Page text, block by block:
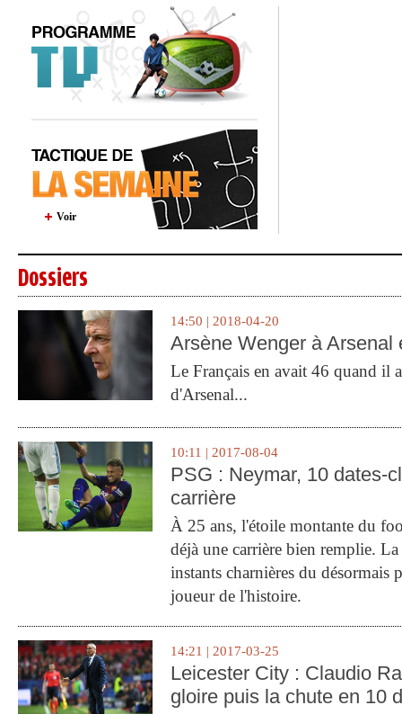
Voir
Dossiers
14:50 | 2018-04-20
Arsène Wenger à Arsenal
Le Français en avait 46 quand il
d'Arsenal...
10:11 | 2017-08-04
PSG : Neymar, 10 dates-
carrière
À 25 ans, l'étoile montante du
déjà une carrière bien remplie.
instants charnières du désormais
joueur de l'histoire.
14:21 | 2017-03-25
Leicester City : Claudio
gloire puis la chute en 10